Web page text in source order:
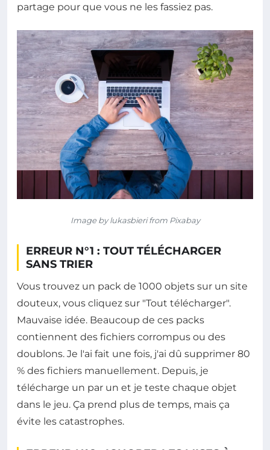
partage pour que vous ne les fassiez pas.
Image by lukasbieri from Pixabay
ERREUR N°1 : TOUT TÉLÉCHARGER
SANS TRIER
Vous trouvez un pack de 1000 objets sur un site
douteux, vous cliquez sur "Tout télécharger".
Mauvaise idée. Beaucoup de ces packs
contiennent des fichiers corrompus ou des
doublons. Je l'ai fait une fois, j'ai dû supprimer 80
% des fichiers manuellement. Depuis, je
télécharge un par un et je teste chaque objet
dans le jeu. Ça prend plus de temps, mais ça
évite les catastrophes.